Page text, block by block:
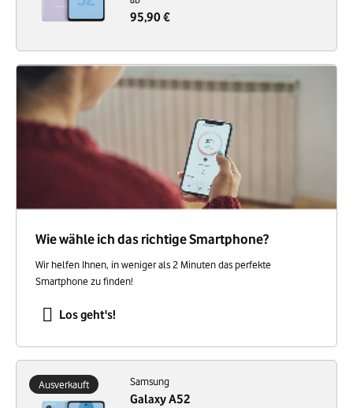
95,90 €
Wie wähle ich das richtige Smartphone?
Wir helfen Ihnen, in weniger als 2 Minuten das perfekte
Smartphone zu finden!
Los geht's!
Ausverkauft Samsung
Galaxy A52